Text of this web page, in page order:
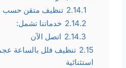
2.14.1 تنظيف متقن حسب
2.14.2 خدماتنا تشمل:
2.14.3 اتصل الآن
2.15 تنظيف فلل بالساعة
استثنائية